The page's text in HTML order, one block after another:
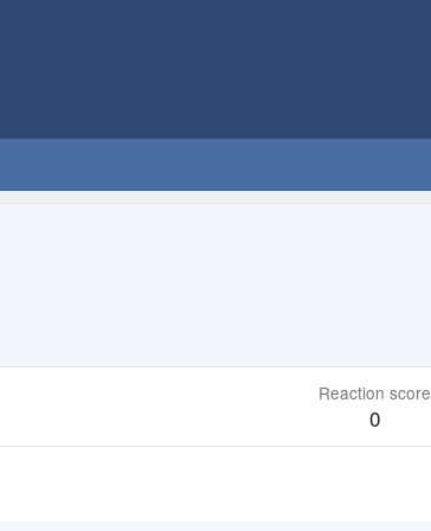
Reaction score
0